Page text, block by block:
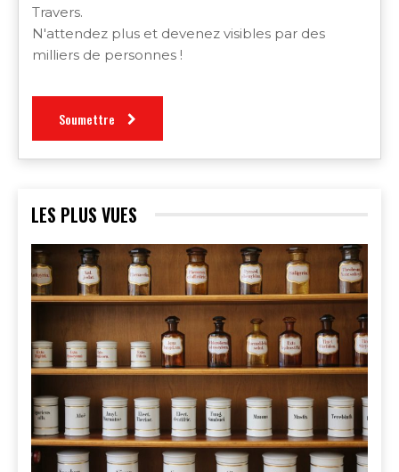
Travers.
N'attendez plus et devenez visibles par des
milliers de personnes !
Soumettre
LES PLUS VUES